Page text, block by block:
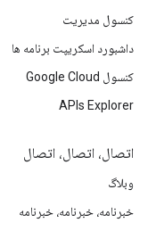
کنسول مدیریت
داشبورد اسکریپت برنامه ها
کنسول Google Cloud
APIs Explorer
اتصال، اتصال، اتصال
وبلاگ
خبرنامه، خبرنامه، خبرنامه